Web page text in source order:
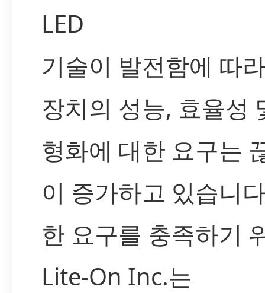
LED
기술이 발전함에 따
장치의 성능, 효율성
형화에 대한 요구는
이 증가하고 있습니
한 요구를 충족하기
Lite-On Inc.는